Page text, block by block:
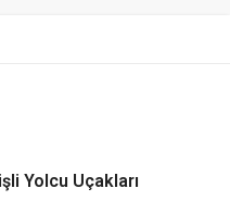
Yolcu Uçakları